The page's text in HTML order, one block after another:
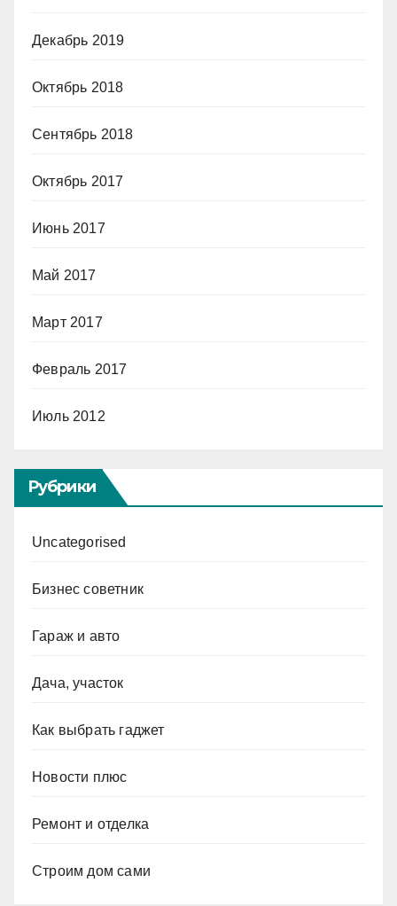
Декабрь 2019
Октябрь 2018
Сентябрь 2018
Октябрь 2017
Июнь 2017
Май 2017
Март 2017
Февраль 2017
Июль 2012
Рубрики
Uncategorised
Бизнес советник
Гараж и авто
Дача, участок
Как выбрать гаджет
Новости плюс
Ремонт и отделка
Строим дом сами